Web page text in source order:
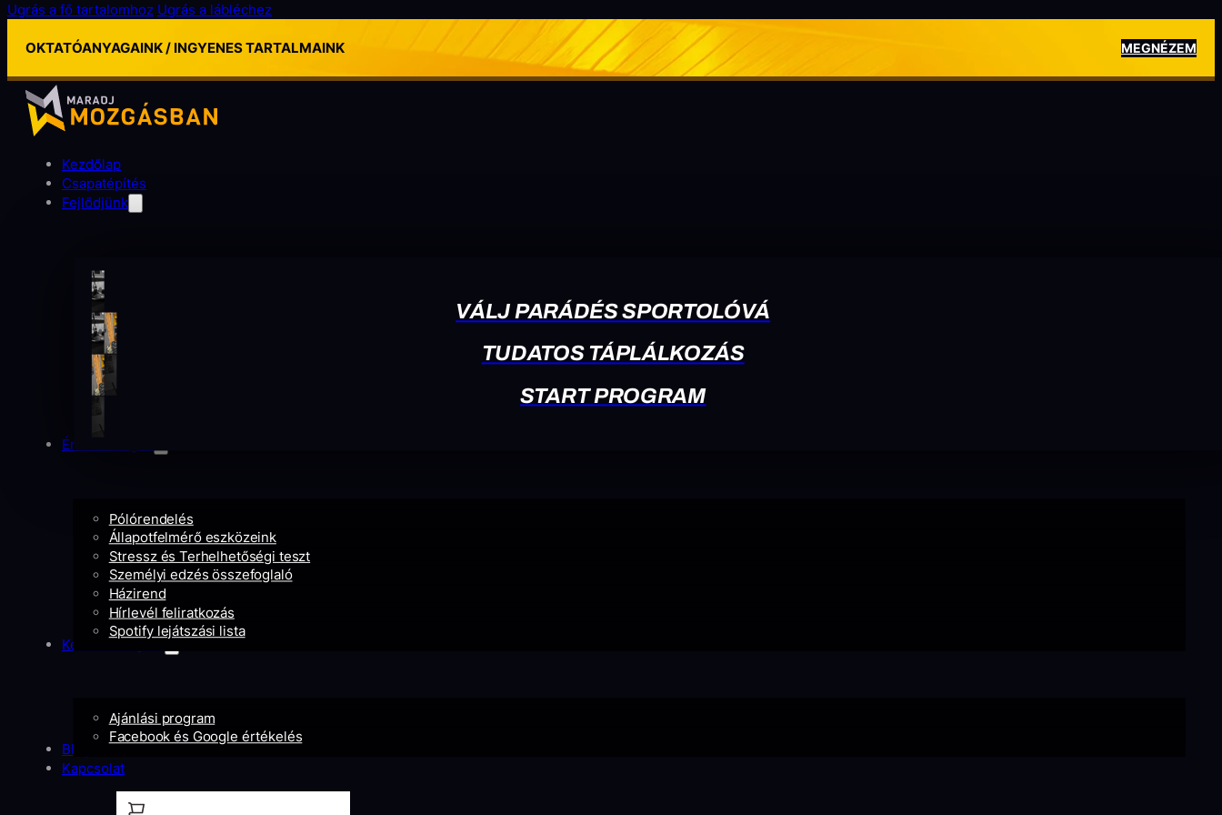
Ugrás a fő tartalomhoz Ugrás a lábléchez
OKTATÓANYAGAINK / INGYENES TARTALMAINK MEGNÉZEM
Kezdőlap
Csapatépítés
Fejlődjünk
VÁLJ PARÁDÉS SPORTOLÓVÁ
TUDATOS TÁPLÁLKOZÁS
START PROGRAM
Érdekességek
Pólórendelés
Állapotfelmérő eszközeink
Stressz és Terhelhetőségi teszt
Személyi edzés összefoglaló
Házirend
Hírlevél feliratkozás
Spotify lejátszási lista
Kedvezményeid
Ajánlási program
Facebook és Google értékelés
Blog
Kapcsolat